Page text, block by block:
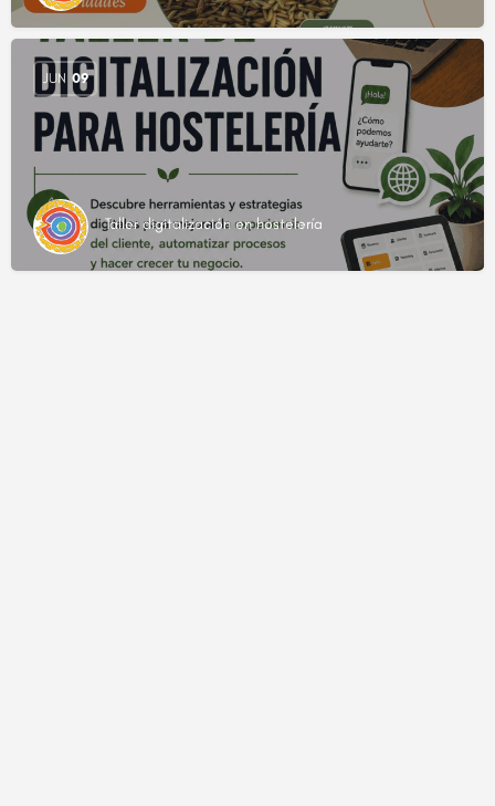
Taller digitalización en hostelería
JUN 09